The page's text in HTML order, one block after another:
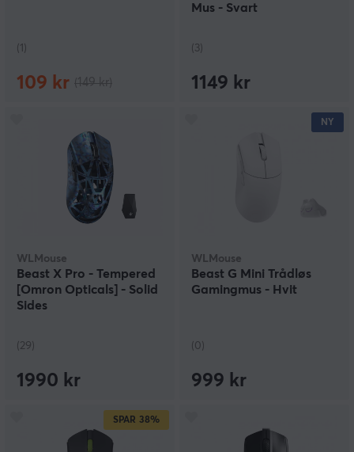
(1)
109 kr
Mus - Svart
(3)
1149 kr
WLMouse
Beast X Pro - Tempered
[Omron Opticals] - Solid
Sides
(29)
1990 kr
NY
WLMouse
Beast G Mini Trådløs
Gamingmus - Hvit
(0)
999 kr
SPAR 38%